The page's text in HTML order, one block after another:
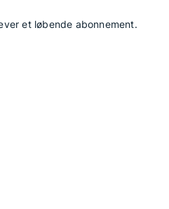
et løbende abonnement.